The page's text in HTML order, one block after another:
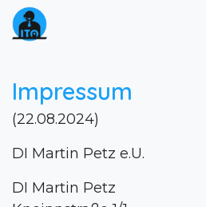
Zum Inhalt springen
Impressum
(22.08.2024)
DI Martin Petz e.U.
DI Martin Petz